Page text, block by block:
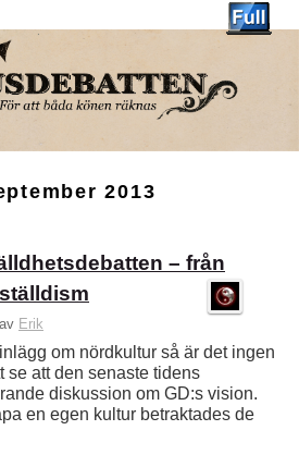
2013
– från
av Erik
om nördkultur så är det ingen
se att den senaste tidens
diskussion om GD:s vision.
en egen kultur betraktades de